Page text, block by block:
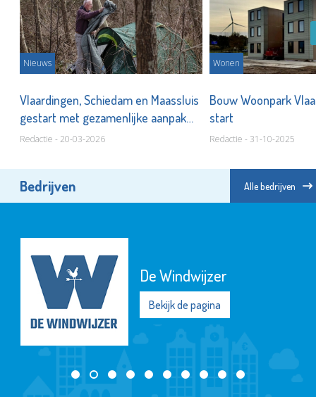
Nieuws
Vlaardingen, Schiedam en Maassluis
gestart met gezamenlijke aanpak
voor dakloze EU-arbeidsmigranten
Redactie - 20-03-2026
Wonen
Bouw Woonpark
start
Redactie - 31-10-2025
Bedrijven Alle bedrijven
De Windwijzer
Bekijk de pagina